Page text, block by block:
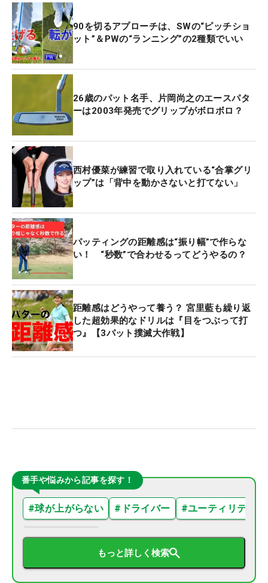
90を切るアプローチは、SWの“ピッチショ
ット”＆PWの“ランニング”の2種類でいい
26歳のパット名手、片岡尚之のエースパタ
ーは2003年発売でグリップがボロボロ？
西村優菜が練習で取り入れている“合掌グリ
ップ”は「背中を動かさないと打てない」
パッティングの距離感は“振り幅”で作らな
い！ “秒数”で合わせるってどうやるの？
距離感はどうやって養う？ 宮里藍も繰り返
した超効果的なドリルは『目をつぶって打
つ』【3パット撲滅大作戦】
番手や悩みから記事を探す！
#球が上がらない # ドライバー #ユーティリティ
もっと詳しく検索